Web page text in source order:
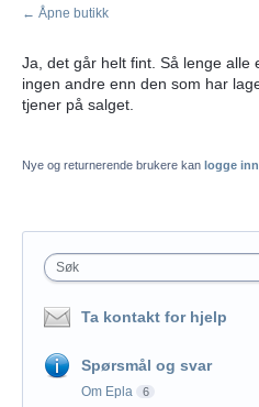
← Åpne butikk
Ja, det går helt fint. Så lenge alle
ingen andre enn den som har
tjener på salget.
Nye og returnerende brukere kan logge inn
Søk
Ta kontakt for hjelp
Spørsmål og svar
Om Epla 6